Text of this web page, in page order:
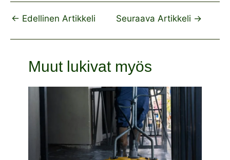
← Edellinen Artikkeli Seuraava Artikkeli →
Muut lukivat myös